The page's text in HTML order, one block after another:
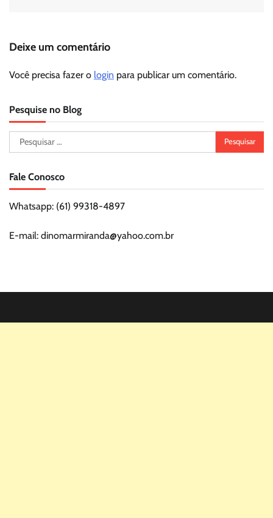
Deixe um comentário
Você precisa fazer o login para publicar um comentário.
Pesquise no Blog
Pesquisar
por:
Fale Conosco
Whatsapp: (61) 99318-4897
E-mail: dinomarmiranda@yahoo.com.br